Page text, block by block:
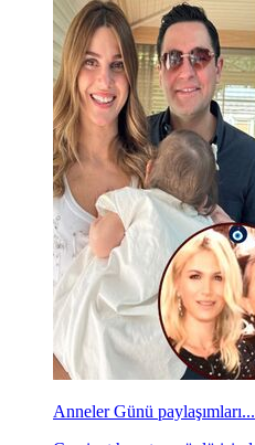
Anneler Günü paylaşımları...